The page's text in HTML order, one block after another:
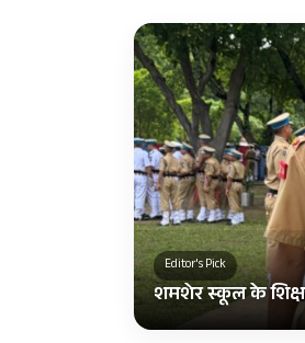
Editor's Pick
शमशेर स्कूल के